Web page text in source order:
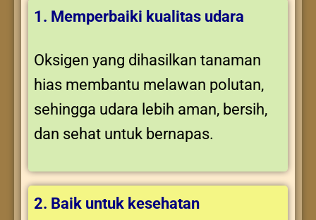
1. Memperbaiki kualitas udara
Oksigen yang dihasilkan tanaman
hias membantu melawan polutan,
sehingga udara lebih aman, bersih,
dan sehat untuk bernapas.
2. Baik untuk kesehatan